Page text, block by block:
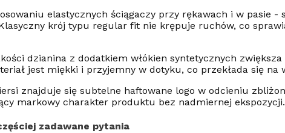
elastycznych ściągaczy przy rękawach i w pasie
krój typu regular fit nie krępuje ruchów, co
dzianina z dodatkiem włókien syntetycznych
jest miękki i przyjemny w dotyku, co przekłada się na
znajduje się subtelne haftowane logo w odcieniu
markowy charakter produktu bez nadmiernej ekspozycji.
zadawane pytania